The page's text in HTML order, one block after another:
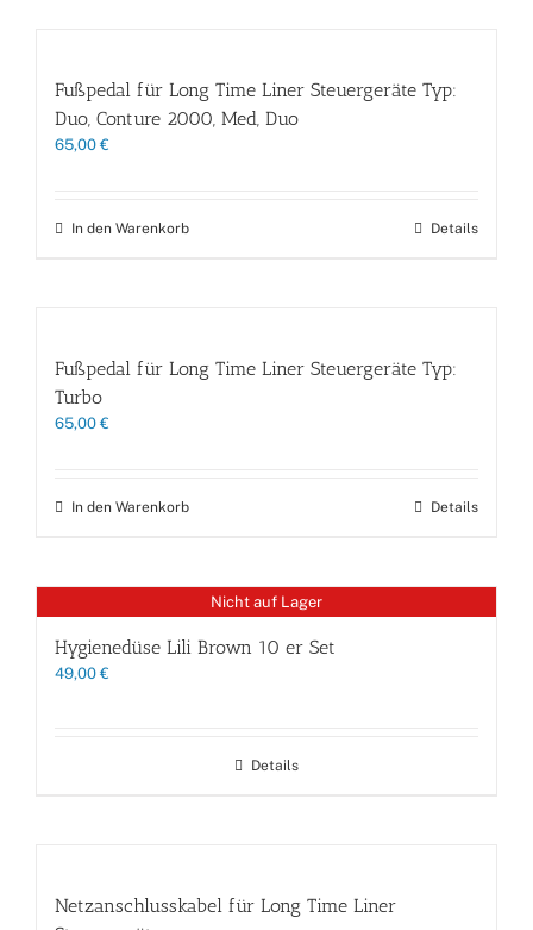
Fußpedal für Long Time Liner Steuergeräte Typ:
Duo, Conture 2000, Med, Duo
65,00 €
In den Warenkorb Details
Fußpedal für Long Time Liner Steuergeräte Typ:
Turbo
65,00 €
In den Warenkorb Details
Nicht auf Lager
Hygienedüse Lili Brown 10 er Set
49,00 €
Details
Netzanschlusskabel für Long Time Liner